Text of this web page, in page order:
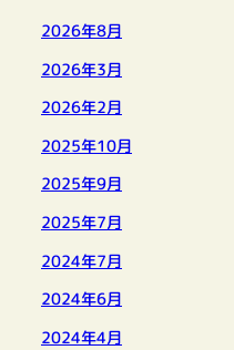
2026年8月
2026年3月
2026年2月
2025年10月
2025年9月
2025年7月
2024年7月
2024年6月
2024年4月